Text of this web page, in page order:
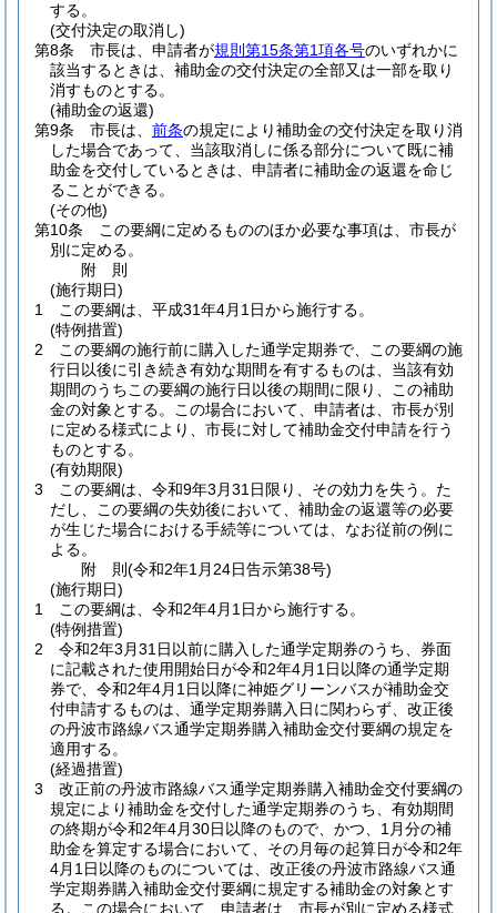
する。
(交付決定の取消し)
第8条
市長は、申請者が規則第15条第1項各号のいずれかに
該当するときは、補助金の交付決定の全部又は一部を取り
消すものとする。
(補助金の返還)
第9条
市長は、 前条の規定により補助金の交付決定を取り消
した場合であって、当該取消しに係る部分について既に補
助金を交付しているときは、申請者に補助金の返還を命じ
ることができる。
(その他)
第10条
この要綱に定めるもののほか必要な事項は、市長が
別に定める。
附 則
(施行期日)
1
この要綱は、平成31年4月1日から施行する。
(特例措置)
2
この要綱の施行前に購入した通学定期券で、この要綱の施
行日以後に引き続き有効な期間を有するものは、当該有効
期間のうちこの要綱の施行日以後の期間に限り、この補助
金の対象とする。
この場合において、申請者は、市長が別
に定める様式により、市長に対して補助金交付申請を行う
ものとする。
(有効期限)
3
この要綱は、令和9年3月31日限り、その効力を失う。 た
だし、この要綱の失効後において、補助金の返還等の必要
が生じた場合における手続等については、なお従前の例に
よる。
附 則(令和2年1月24日告示第38号)
(施行期日)
1
この要綱は、令和2年4月1日から施行する。
(特例措置)
2
令和2年3月31日以前に購入した通学定期券のうち、券面
に記載された使用開始日が令和2年4月1日以降の通学定期
券で、令和2年4月1日以降に神姫グリーンバスが補助金交
付申請するものは、通学定期券購入日に関わらず、改正後
の丹波市路線バス通学定期券購入補助金交付要綱の規定を
適用する。
(経過措置)
3
改正前の丹波市路線バス通学定期券購入補助金交付要綱の
規定により補助金を交付した通学定期券のうち、有効期間
の終期が令和2年4月30日以降のもので、かつ、1月分の補
助金を算定する場合において、その月毎の起算日が令和2年
4月1日以降のものについては、改正後の丹波市路線バス通
学定期券購入補助金交付要綱に規定する補助金の対象とす
る。
この場合において、申請者は、市長が別に定める様式